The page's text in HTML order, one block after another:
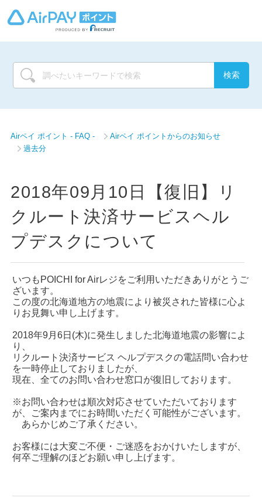
Airペイ ポイント - FAQ -
Airペイ ポイントからのお知らせ
過去分
2018年09月10日【復旧】リ
クルート決済サービスヘル
プデスクについて
いつもPOICHI for Airレジをご利用いただきありがとうご
ざいます。
この度の北海道地方の地震により被災された皆様に心よ
りお見舞い申し上げます。
2018年9月6日(木)に発生しました北海道地震の影響によ
り、
リクルート決済サービス ヘルプデスクの電話問い合わせ
を一時停止しておりましたが、
現在、全てのお問い合わせ窓口が復旧しております。
※お問い合わせは順次対応させていただいております
が、ご案内までにお時間いただく可能性がございます。
あらかじめご了承ください。
お客様には大変ご不便・ご迷惑をおかけいたしますが、
何卒ご理解のほどお願い申し上げます。